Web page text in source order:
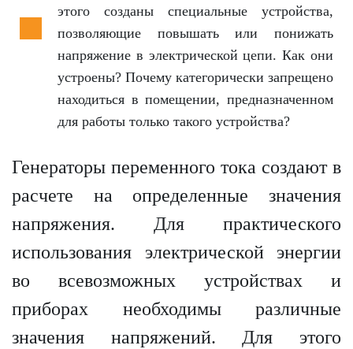
этого созданы специальные устройства,
позволяющие повышать или понижать
напряжение в электрической цепи. Как они
устроены? Почему категорически запрещено
находиться в помещении, предназначенном
для работы только такого устройства?
Генераторы переменного тока создают в
расчете на определенные значения
напряжения. Для практического
использования электрической энергии
во всевозможных устройствах и
приборах необходимы различные
значения напряжений. Для этого